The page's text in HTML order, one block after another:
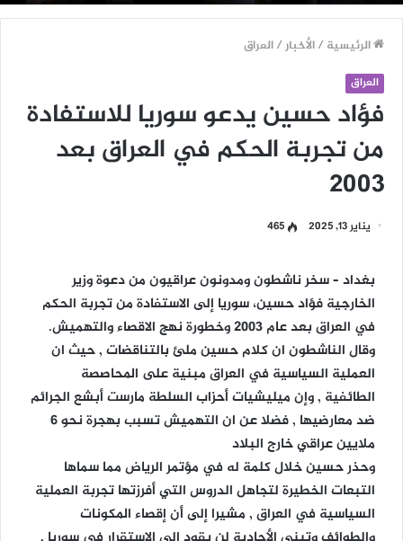
الرئيسية /الأخبار/العراق
العراق
فؤاد حسين يدعو سوريا للاستفادة
من تجربة الحكم في العراق بعد
2003
يناير 13, 2025 465
بغداد – سخر ناشطون ومدونون عراقيون من دعوة وزير
الخارجية فؤاد حسين، سوريا إلى الاستفادة من تجربة الحكم
في العراق بعد عام 2003 وخطورة نهج الاقصاء والتهميش.
وقال الناشطون ان كلام حسين ملئ بالتناقضات , حيث ان
العملية السياسية في العراق مبنية على المحاصصة
الطائفية , وإن ميليشيات أحزاب السلطة مارست أبشع الجرائم
ضد معارضيها , فضلا عن ان التهميش تسبب بهجرة نحو 6
ملايين عراقي خارج البلاد
وحذر حسين خلال كلمة له في مؤتمر الرياض مما سماها
التبعات الخطيرة لتجاهل الدروس التي أفرزتها تجربة العملية
السياسية في العراق , مشيرا إلى أن إقصاء المكونات